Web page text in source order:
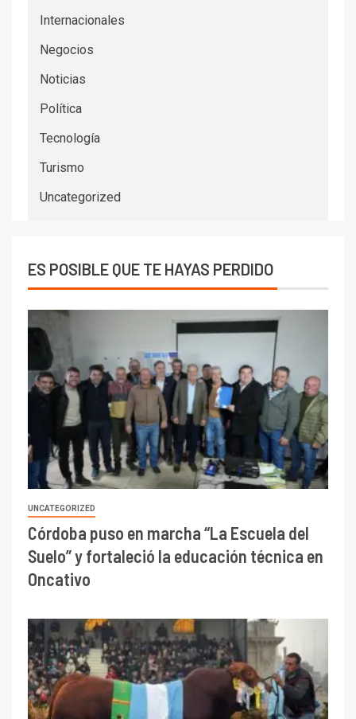
Internacionales
Negocios
Noticias
Política
Tecnología
Turismo
Uncategorized
ES POSIBLE QUE TE HAYAS PERDIDO
UNCATEGORIZED
Córdoba puso en marcha “La Escuela del
Suelo” y fortaleció la educación técnica en
Oncativo